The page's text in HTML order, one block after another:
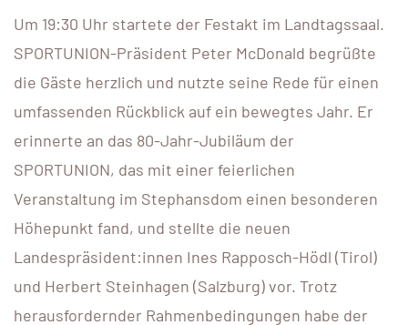
Um 19:30 Uhr startete der Festakt im Landtagssaal.
SPORTUNION-Präsident Peter McDonald begrüßte
die Gäste herzlich und nutzte seine Rede für einen
umfassenden Rückblick auf ein bewegtes Jahr. Er
erinnerte an das 80-Jahr-Jubiläum der
SPORTUNION, das mit einer feierlichen
Veranstaltung im Stephansdom einen besonderen
Höhepunkt fand, und stellte die neuen
Landespräsident:innen Ines Rapposch-Hödl (Tirol)
und Herbert Steinhagen (Salzburg) vor. Trotz
herausfordernder Rahmenbedingungen habe der